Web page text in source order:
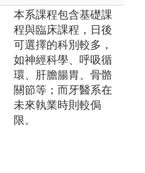
本系課程包含基礎課
程與臨床課程，日後
可選擇的科別較多，
如神經科學、呼吸循
環、肝膽腸胃、骨骼
關節等；而牙醫系在
未來執業時則較侷
限。